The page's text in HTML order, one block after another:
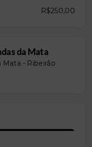
R$250,00
da Mata
Mata - Ribeirão